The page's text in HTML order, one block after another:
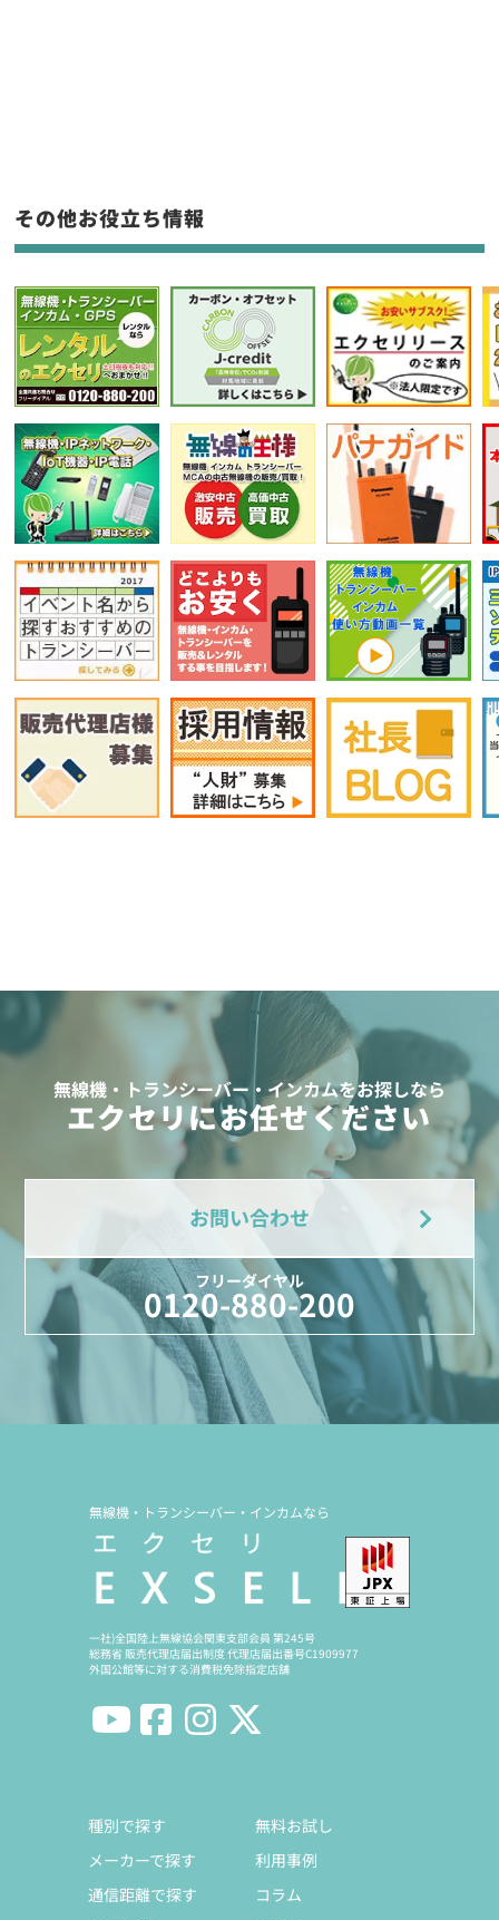
フリーワード入力(製品名等)
選択条件をリセット
その他お役立ち情報
無線機・トランシーバー・インカムをお探しなら
エクセリにお任せください
お問い合わせ
フリーダイヤル
0120-880-200
無線機・トランシーバー・インカムなら
一社)全国陸上無線協会関東支部会員 第245号
総務省 販売代理店届出制度 代理店届出番号C1909977
外国公館等に対する消費税免除指定店舗
種別で探す
メーカーで探す
通信距離で探す
無料お試し
利用事例
コラム